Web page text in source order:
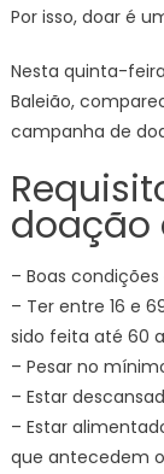
Por isso, doar é
Nesta quinta-
Baleião,
campanha de
doação
– Boas
– Ter entre 16 e
sido feita até 60
– Pesar no
– Estar
– Estar
que antecedem